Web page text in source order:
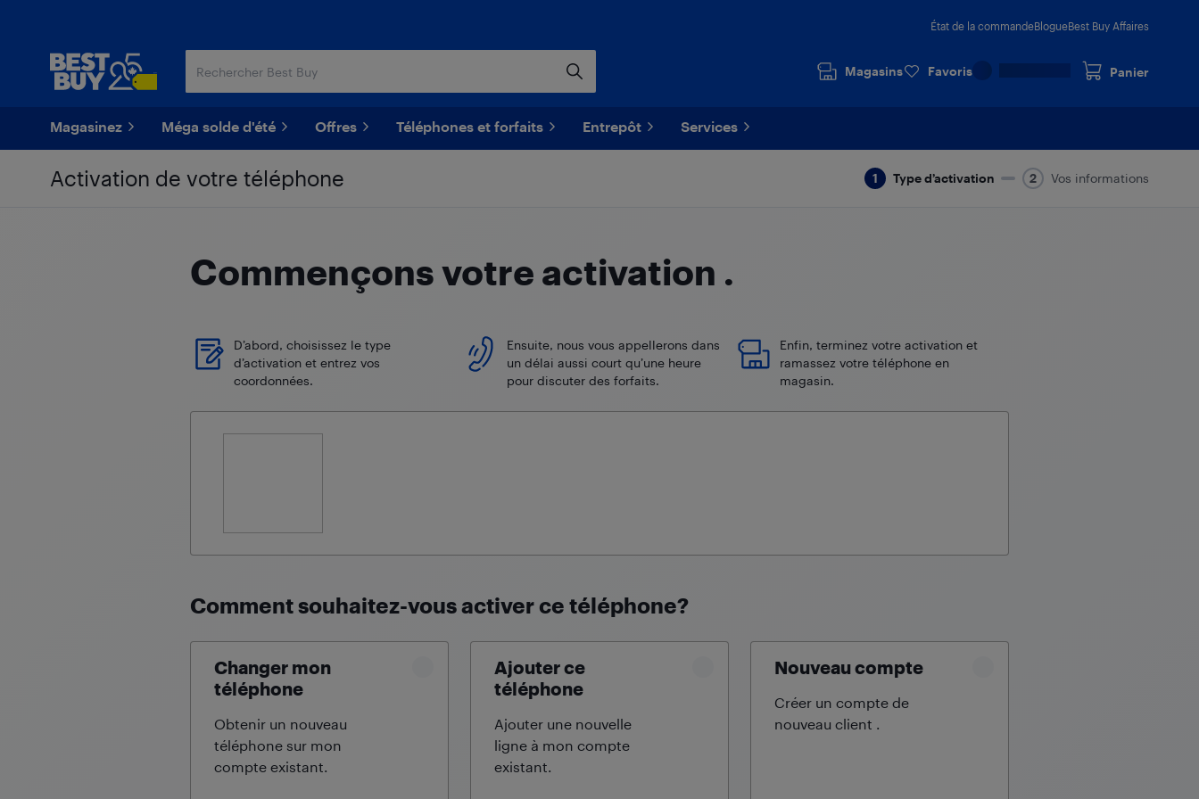
État de la commandeBlogueBest Buy Affaires
Magasins Favoris Panier
Magasinez Méga solde d'été Offres Téléphones et forfaits Entrepôt Services
Activation de votre téléphone Type d’activation Vos informations
Commençons votre activation .
D’abord, choisissez le type
d’activation et entrez vos
coordonnées.
Ensuite, nous vous appellerons dans
un délai aussi court qu’une heure
pour discuter des forfaits.
Enfin, terminez votre activation et
ramassez votre téléphone en
magasin.
Comment souhaitez-vous activer ce téléphone?
Changer mon
téléphone
Obtenir un nouveau
téléphone sur mon
compteexistant.
Ajouter ce
téléphone
Ajouter une nouvelle
ligne à mon compte
existant.
Nouveau compte
Créer un compte de
nouveau client .